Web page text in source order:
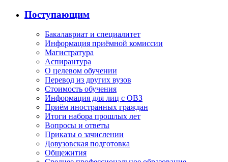
Поступающим
Бакалавриат и специалитет
Информация приёмной комиссии
Магистратура
Аспирантура
О целевом обучении
Перевод из других вузов
Стоимость обучения
Информация для лиц с ОВЗ
Приём иностранных граждан
Итоги набора прошлых лет
Вопросы и ответы
Приказы о зачислении
Довузовская подготовка
Общежития